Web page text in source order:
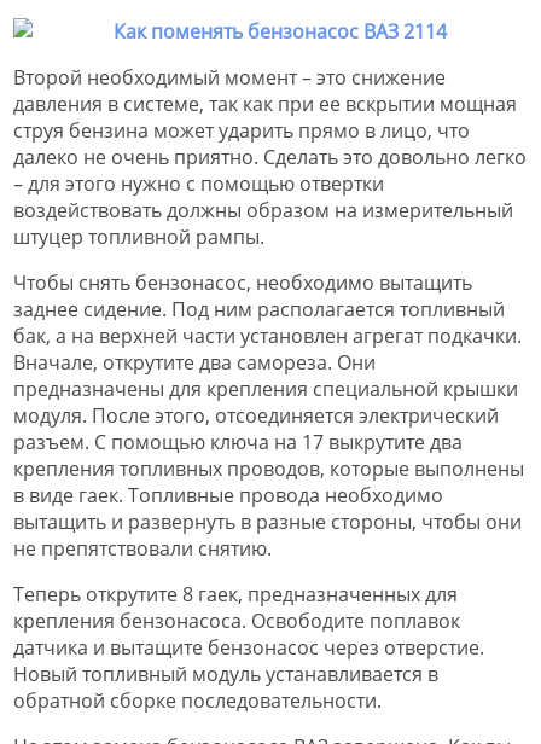
Второй необходимый момент – это снижение
давления в системе, так как при ее вскрытии мощная
струя бензина может ударить прямо в лицо, что
далеко не очень приятно. Сделать это довольно легко
– для этого нужно с помощью отвертки
воздействовать должны образом на измерительный
штуцер топливной рампы.
Чтобы снять бензонасос, необходимо вытащить
заднее сидение. Под ним располагается топливный
бак, а на верхней части установлен агрегат подкачки.
Вначале, открутите два самореза. Они
предназначены для крепления специальной крышки
модуля. После этого, отсоединяется электрический
разъем. С помощью ключа на 17 выкрутите два
крепления топливных проводов, которые выполнены
в виде гаек. Топливные провода необходимо
вытащить и развернуть в разные стороны, чтобы они
не препятствовали снятию.
Теперь открутите 8 гаек, предназначенных для
крепления бензонасоса. Освободите поплавок
датчика и вытащите бензонасос через отверстие.
Новый топливный модуль устанавливается в
обратной сборке последовательности.